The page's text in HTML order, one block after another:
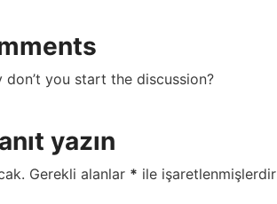
you start the discussion?
yazın
Gerekli alanlar * ile işaretlenmişlerdir